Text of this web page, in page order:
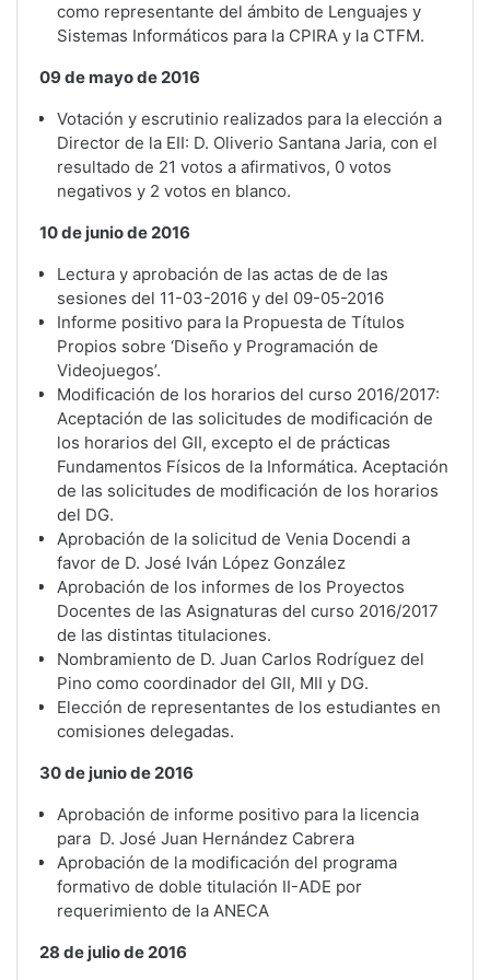
como representante del ámbito de Lenguajes y
Sistemas Informáticos para la CPIRA y la CTFM.
09 de mayo de 2016
Votación y escrutinio realizados para la elección a
Director de la EII: D. Oliverio Santana Jaria, con el
resultado de 21 votos a afirmativos, 0 votos
negativos y 2 votos en blanco.
10 de junio de 2016
Lectura y aprobación de las actas de de las
sesiones del 11-03-2016 y del 09-05-2016
Informe positivo para la Propuesta de Títulos
Propios sobre ‘Diseño y Programación de
Videojuegos’.
Modificación de los horarios del curso 2016/2017:
Aceptación de las solicitudes de modificación de
los horarios del GII, excepto el de prácticas
Fundamentos Físicos de la Informática. Aceptación
de las solicitudes de modificación de los horarios
del DG.
Aprobación de la solicitud de Venia Docendi a
favor de D. José Iván López González
Aprobación de los informes de los Proyectos
Docentes de las Asignaturas del curso 2016/2017
de las distintas titulaciones.
Nombramiento de D. Juan Carlos Rodríguez del
Pino como coordinador del GII, MII y DG.
Elección de representantes de los estudiantes en
comisiones delegadas.
30 de junio de 2016
Aprobación de informe positivo para la licencia
para D. José Juan Hernández Cabrera
Aprobación de la modificación del programa
formativo de doble titulación II-ADE por
requerimiento de la ANECA
28 de julio de 2016